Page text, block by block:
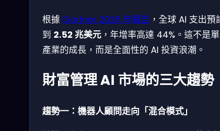
根據 Gartner 2026 年報告 ，全球 AI 支出預
到 2.52 兆美元 ，年增率高達 44%。這不是
產業的成長，而是全面性的 AI 投資浪潮。
財富管理 AI 市場的三大趨勢
趨勢一：機器人顧問走向「混合模式」